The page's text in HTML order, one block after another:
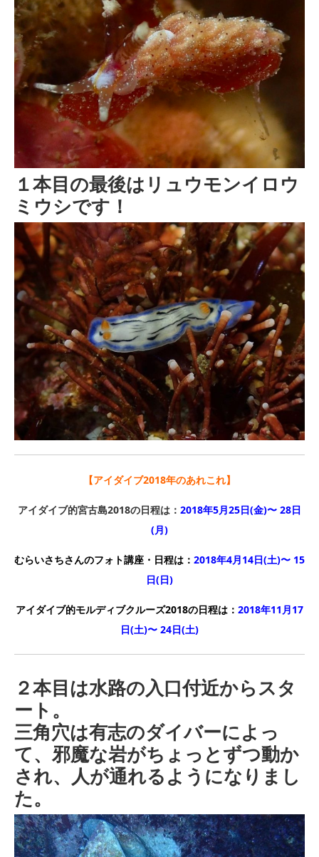
１本目の最後はリュウモンイロウ
ミウシです！
【アイダイブ2018年のあれこれ】
アイダイブ的宮古島2018の日程は： 2018年5月25日(金)〜 28日
(月)
むらいさちさんのフォト講座・日程は： 2018年4月14日(土)〜 15
日(日)
アイダイブ的モルディブクルーズ2018の日程は： 2018年11月17
日(土)〜 24日(土)
２本目は水路の入口付近からスタ
ート。
三角穴は有志のダイバーによっ
て、邪魔な岩がちょっとずつ動か
され、人が通れるようになりまし
た。